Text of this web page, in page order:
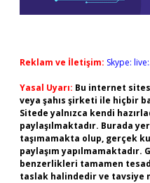
Reklam ve İletişim: Skype:
Yasal Uyarı: Bu internet
veya şahıs şirketi ile hiçbir
Sitede yalnızca kendi
paylaşılmaktadır. Burada
taşımamakta olup, gerçek
paylaşım
benzerlikleri tamamen
taslak halindedir ve tavsiye